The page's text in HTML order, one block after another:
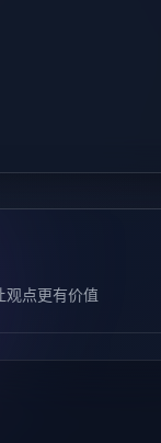
观点更有价值